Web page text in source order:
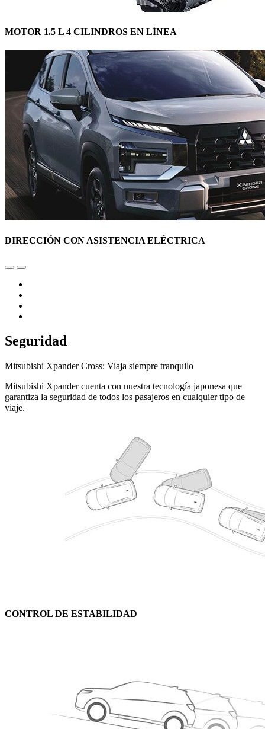
MOTOR 1.5 L 4 CILINDROS EN LÍNEA
DIRECCIÓN CON ASISTENCIA ELÉCTRICA
Seguridad
Mitsubishi Xpander Cross: Viaja siempre tranquilo
Mitsubishi Xpander cuenta con nuestra tecnología japonesa que
garantiza la seguridad de todos los pasajeros en cualquier tipo de
viaje.
CONTROL DE ESTABILIDAD